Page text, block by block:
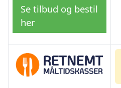
Se tilbud og bestil
her